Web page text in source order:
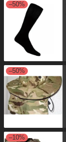
–50%
–50%
–10%